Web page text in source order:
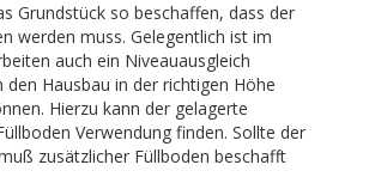
Grundstück so beschaffen, dass der
werden muss. Gelegentlich ist im
auch ein Niveauausgleich
Hausbau in der richtigen Höhe
Hierzu kann der gelagerte
Verwendung finden. Sollte der
zusätzlicher Füllboden beschafft